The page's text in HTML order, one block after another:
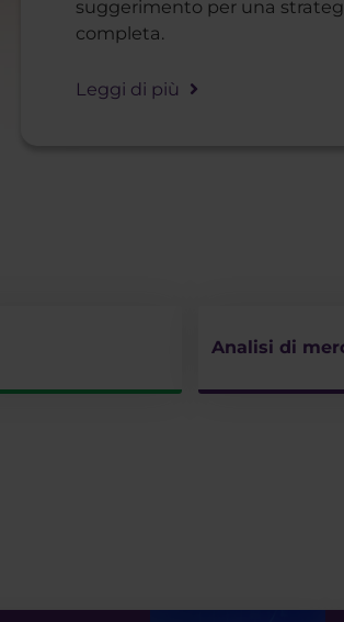
suggerimento per una
completa.
Leggi di più
Analisi di